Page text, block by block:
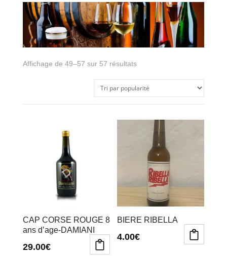
Affichage de 49–57 sur 57 résultatsTrié
popularité
CAP CORSE ROUGE 8
ans d’age-DAMIANI
29.00€
BIERE RIBELLA
4.00€